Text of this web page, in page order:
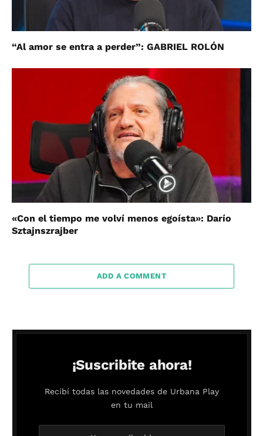
“Al amor se entra a perder”: GABRIEL ROLÓN
«Con el tiempo me volví menos egoísta»: Darío
Sztajnszrajber
ADD A COMMENT
¡Suscribite ahora!
Recibí todas las novedades de Urbana Play
en tu mail